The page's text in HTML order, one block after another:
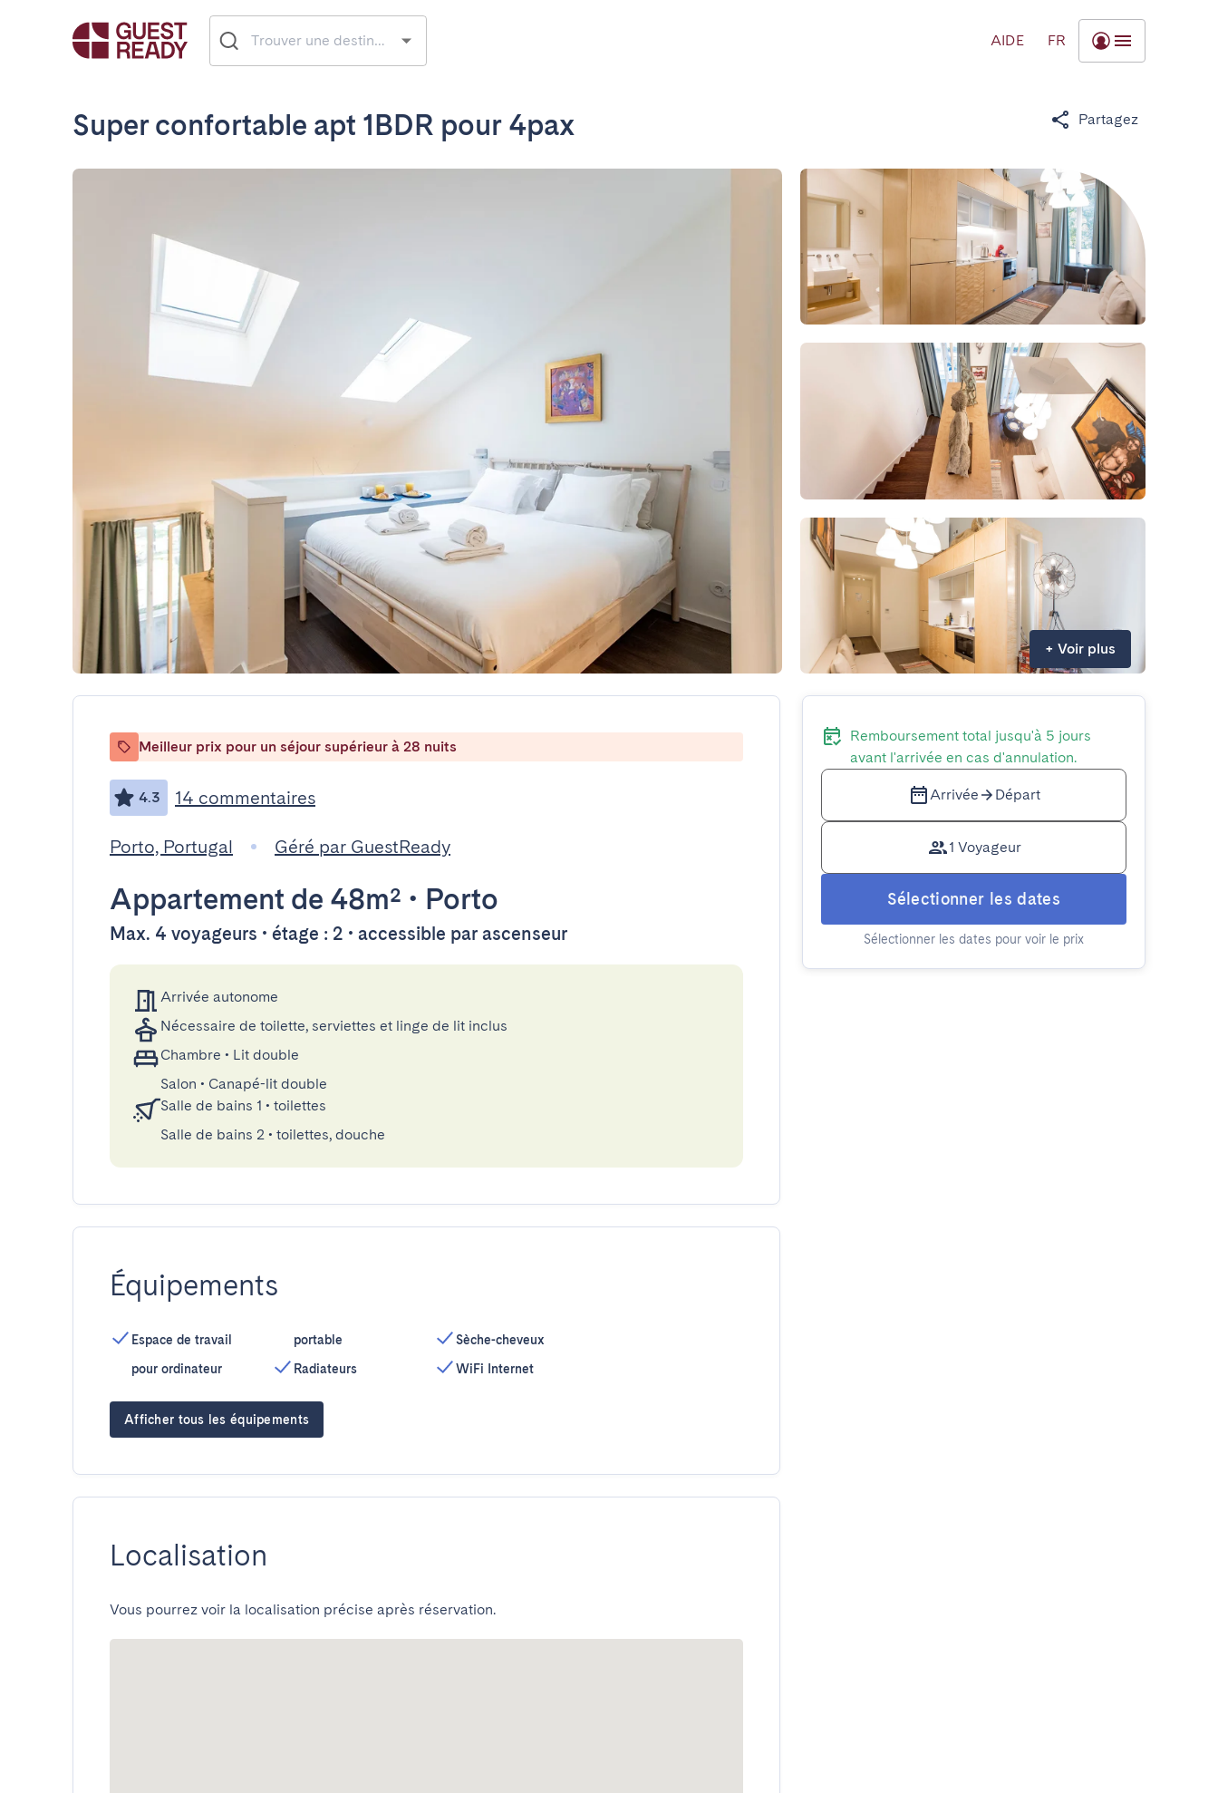
AIDE FR
Super confortable apt 1BDR pour 4pax Partagez
+ Voir plus
Meilleur prix pour un séjour supérieur à 28 nuits
4.3 14 commentaires
Porto, Portugal Géré par GuestReady
Appartement de 48m² • Porto
Max. 4 voyageurs • étage : 2 • accessible par ascenseur
Arrivée autonome
Nécessaire de toilette, serviettes et linge de lit inclus
Chambre • Lit double
Salon • Canapé-lit double
Salle de bains 1 • toilettes
Salle de bains 2 • toilettes, douche
Équipements
Espace de travail
pour ordinateur
portable
Radiateurs
Sèche-cheveux
WiFi Internet
Afficher tous les équipements
Localisation
Vous pourrez voir la localisation précise après réservation.
Remboursement total jusqu'à 5 jours
avant l'arrivée en cas d'annulation.
Arrivée Départ
1 Voyageur
Sélectionner les dates
Sélectionner les dates pour voir le prix